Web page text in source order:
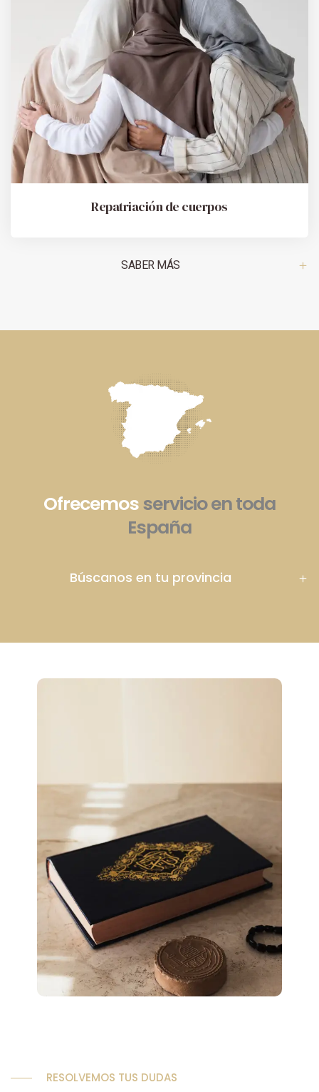
Repatriación de cuerpos
SABER MÁS
Ofrecemosservicio en toda
España
Búscanos en tu provincia
RESOLVEMOS TUS DUDAS